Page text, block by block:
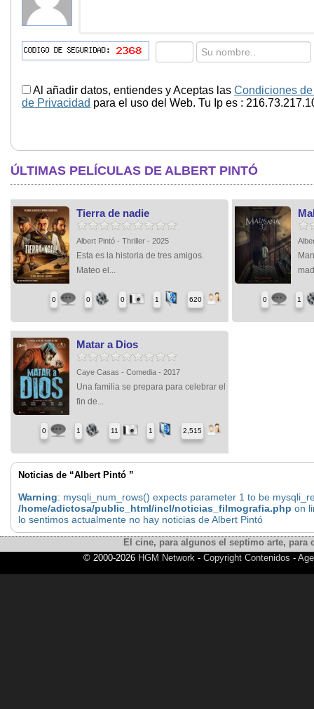
Al añadir datos, entiendes y Aceptas las Condiciones
de Privacidad para el uso del Web. Tu Ip es :
ÚLTIMAS PELÍCULAS DE ALBERT PINTÓ
Tierra de nadie
Albert Pintó - Thriller - 2025
Esta es la historia de tres amigos.
Mateo el...
0 0 0 1 620 0 1
Matar a Dios
Caye Casas - Comedia - 2017
Una familia se prepara para celebrar el
fin de...
0 1 11 1 2,515
Noticias de “Albert Pintó ”
Warning: mysqli_num_rows() expects parameter 1 to be
/home/adictosa/public_html/incl/noticias_filmografia.php on
lo sentimos actualmente no hay noticias de Albert Pintó
El cine, para algunos el septimo arte,
© 2000-2026 HGM Network- Copyright Contenidos -